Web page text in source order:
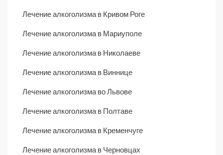
Лечение алкоголизма в Кривом Роге
Лечение алкоголизма в Мариуполе
Лечение алкоголизма в Николаеве
Лечение алкоголизма в Виннице
Лечение алкоголизма во Львове
Лечение алкоголизма в Полтаве
Лечение алкоголизма в Кременчуге
Лечение алкоголизма в Черновцах